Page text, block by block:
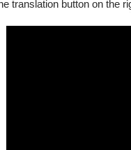
translation button on the